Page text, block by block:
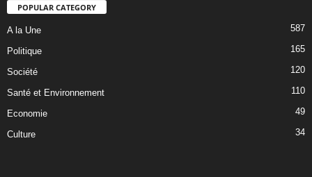
POPULAR CATEGORY
A la Une 587
Politique 165
Société 120
Santé et Environnement 110
Economie 49
Culture 34